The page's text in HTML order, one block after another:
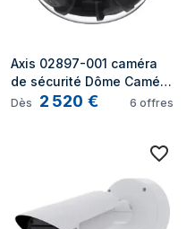
Axis 02897-001 caméra
de sécurité Dôme Caméra
de sécurité IP Extérieure
Dès 2 520 € 6 offres